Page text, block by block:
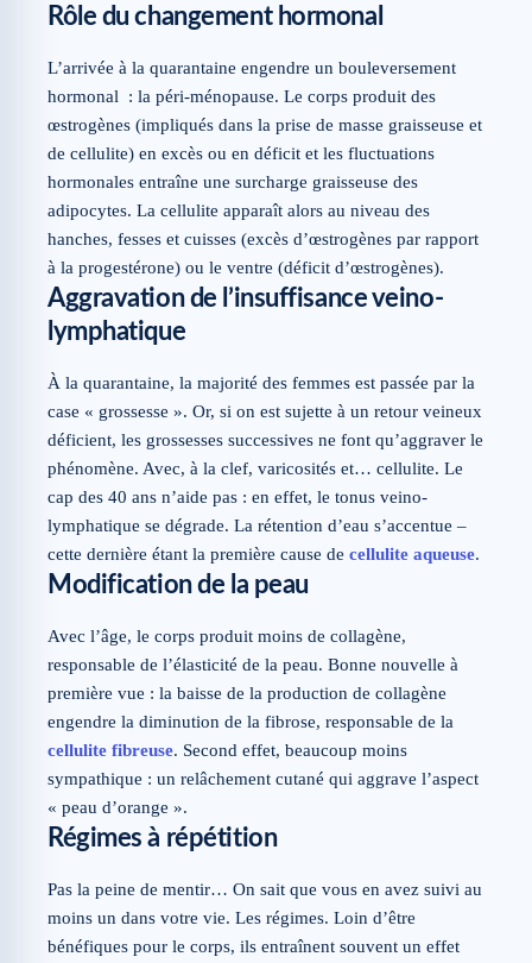
Rôle du changement hormonal
L’arrivée à la quarantaine engendre un bouleversement
hormonal : la péri-ménopause. Le corps produit des
œstrogènes (impliqués dans la prise de masse graisseuse et
de cellulite) en excès ou en déficit et les fluctuations
hormonales entraîne une surcharge graisseuse des
adipocytes. La cellulite apparaît alors au niveau des
hanches, fesses et cuisses (excès d’œstrogènes par rapport
à la progestérone) ou le ventre (déficit d’œstrogènes).
Aggravation de l’insuffisance veino-
lymphatique
À la quarantaine, la majorité des femmes est passée par la
case « grossesse ». Or, si on est sujette à un retour veineux
déficient, les grossesses successives ne font qu’aggraver le
phénomène. Avec, à la clef, varicosités et… cellulite. Le
cap des 40 ans n’aide pas : en effet, le tonus veino-
lymphatique se dégrade. La rétention d’eau s’accentue –
cette dernière étant la première cause de cellulite aqueuse.
Modification de la peau
Avec l’âge, le corps produit moins de collagène,
responsable de l’élasticité de la peau. Bonne nouvelle à
première vue : la baisse de la production de collagène
engendre la diminution de la fibrose, responsable de la
cellulite fibreuse. Second effet, beaucoup moins
sympathique : un relâchement cutané qui aggrave l’aspect
« peau d’orange ».
Régimes à répétition
Pas la peine de mentir… On sait que vous en avez suivi au
moins un dans votre vie. Les régimes. Loin d’être
bénéfiques pour le corps, ils entraînent souvent un effet